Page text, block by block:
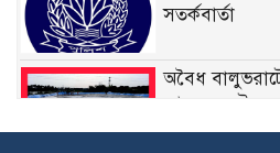
সতর্কবার্তা
অবৈধ
আজ সংকটে